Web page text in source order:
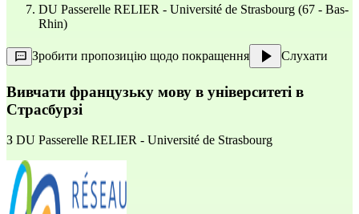
DU Passerelle RELIER - Université de Strasbourg (67 - Bas-
Rhin)
Зробити пропозицію щодо покращення Слухати
Вивчати французьку мову в університеті в
Страсбурзі
З DU Passerelle RELIER - Université de Strasbourg